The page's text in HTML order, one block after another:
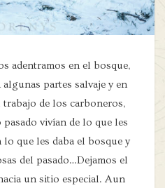
adentramos en el bosque,
partes salvaje y en
de los carboneros,
vivían de lo que les
lo que les daba el bosque y
del pasado…Dejamos el
un sitio especial. Aun